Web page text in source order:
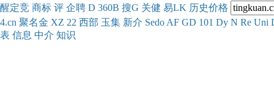
醒定竞 商标 评 企聘 D 360B 搜G 关健 易LK 历史价格
4.cn 聚名金 XZ 22 西部 玉集 新介 Sedo AF GD 101 Dy N Re Uni
表 信息 中介 知识